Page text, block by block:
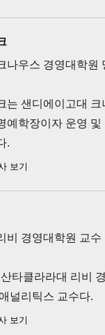
나우스 경영대학원
는 샌디에이고대 크
예학장이자 운영 및
.
보기
비 경영대학원 교수
타클라라대 리비
널리틱스 교수다.
보기